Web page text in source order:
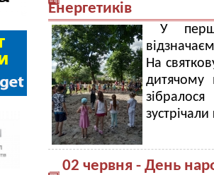
Енергетиків
У
На
дитячому
зустрічали
02 червня - День